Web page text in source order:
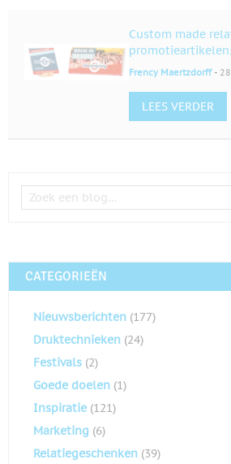
Custom made
Frency Maertzdorff -
LEES VERDER
CATEGORIEËN
Nieuwsberichten (177)
Druktechnieken (24)
Festivals (2)
Goede doelen (1)
Inspiratie (121)
Marketing (6)
Relatiegeschenken (39)